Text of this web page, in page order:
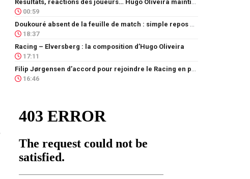
00:59
18:37
Racing – Elversberg : la composition d’Hugo Oliveira
17:11
16:46